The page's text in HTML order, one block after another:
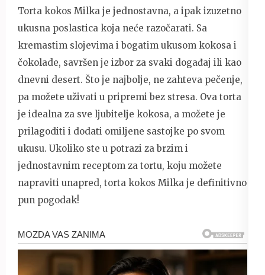
Torta kokos Milka je jednostavna, a ipak izuzetno
ukusna poslastica koja neće razočarati. Sa
kremastim slojevima i bogatim ukusom kokosa i
čokolade, savršen je izbor za svaki događaj ili kao
dnevni desert. Što je najbolje, ne zahteva pečenje,
pa možete uživati u pripremi bez stresa. Ova torta
je idealna za sve ljubitelje kokosa, a možete je
prilagoditi i dodati omiljene sastojke po svom
ukusu. Ukoliko ste u potrazi za brzim i
jednostavnim receptom za tortu, koju možete
napraviti unapred, torta kokos Milka je definitivno
pun pogodak!